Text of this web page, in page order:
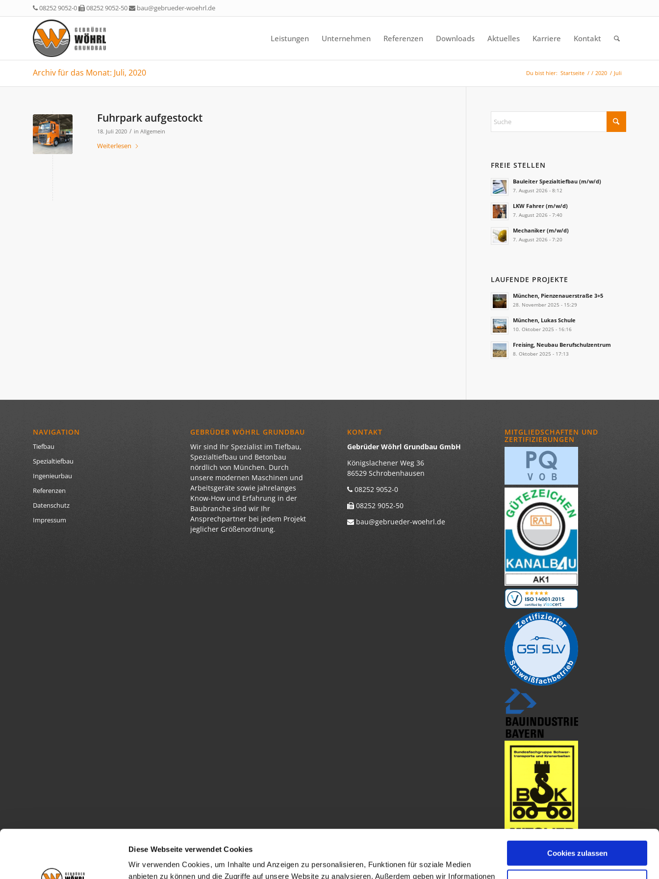
Diese Webseite verwendet Cookies
Wir verwenden Cookies, um Inhalte und Anzeigen zu personalisieren, Funktionen für soziale Medien
anbieten zu können und die Zugriffe auf unsere Website zu analysieren. Außerdem geben wir Informationen
Cookies zulassen
08252 9052-0 08252 9052-50 bau@gebrueder-woehrl.de
Leistungen Unternehmen Referenzen Downloads Aktuelles Karriere Kontakt
Archiv für das Monat: Juli, 2020 Du bist hier: Startseite / / 2020 / Juli
Fuhrpark aufgestockt
18. Juli 2020 / in Allgemein
Weiterlesen
FREIE STELLEN
Bauleiter Spezialtiefbau (m/w/d)
7. August 2026 - 8:12
LKW Fahrer (m/w/d)
7. August 2026 - 7:40
Mechaniker (m/w/d)
7. August 2026 - 7:20
LAUFENDE PROJEKTE
München, Pienzenauerstraße 3+5
28. November 2025 - 15:29
München, Lukas Schule
10. Oktober 2025 - 16:16
Freising, Neubau Berufschulzentrum
8. Oktober 2025 - 17:13
NAVIGATION
Tiefbau
Spezialtiefbau
Ingenieurbau
Referenzen
Datenschutz
Impressum
GEBRÜDER WÖHRL GRUNDBAU
Wir sind Ihr Spezialist im Tiefbau,
Spezialtiefbau und Betonbau
nördlich von München. Durch
unsere modernen Maschinen und
Arbeitsgeräte sowie jahrelanges
Know-How und Erfahrung in der
Baubranche sind wir Ihr
Ansprechpartner bei jedem Projekt
jeglicher Größenordnung.
KONTAKT
Gebrüder Wöhrl Grundbau GmbH
Königslachener Weg 36
86529 Schrobenhausen
08252 9052-0
08252 9052-50
bau@gebrueder-woehrl.de
MITGLIEDSCHAFTEN UND
ZERTIFIZIERUNGEN